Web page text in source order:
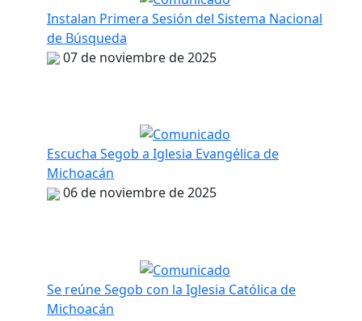
Instalan Primera Sesión del Sistema Nacional
de Búsqueda
07 de noviembre de 2025
Escucha Segob a Iglesia Evangélica de
Michoacán
06 de noviembre de 2025
Se reúne Segob con la Iglesia Católica de
Michoacán